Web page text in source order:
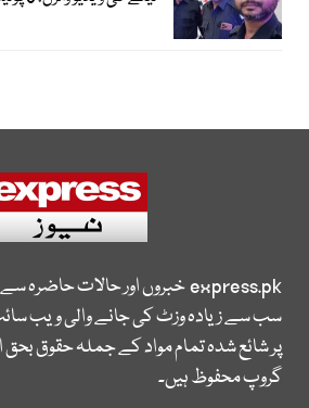
express.pkخبروں اور حالات حاضرہ
سب سے زیادہ وزٹ کی جانے والی ویب
پر شائع شدہ تمام مواد کے جملہ حقوق
گروپ محفوظ ہیں۔